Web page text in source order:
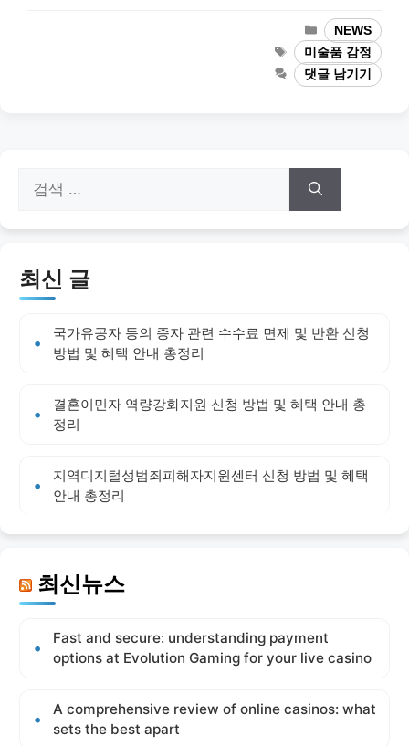
카
테
고
리
NEWS
태
그
미술품 감정
댓글 남기기
색:
최신 글
국가유공자 등의 종자 관련 수수료 면제 및 반환 신청
방법 및 혜택 안내 총정리
결혼이민자 역량강화지원 신청 방법 및 혜택 안내 총
정리
지역디지털성범죄피해자지원센터 신청 방법 및 혜택
안내 총정리
최신뉴스
Fast and secure: understanding payment
options at Evolution Gaming for your live casino
A comprehensive review of online casinos: what
sets the best apart